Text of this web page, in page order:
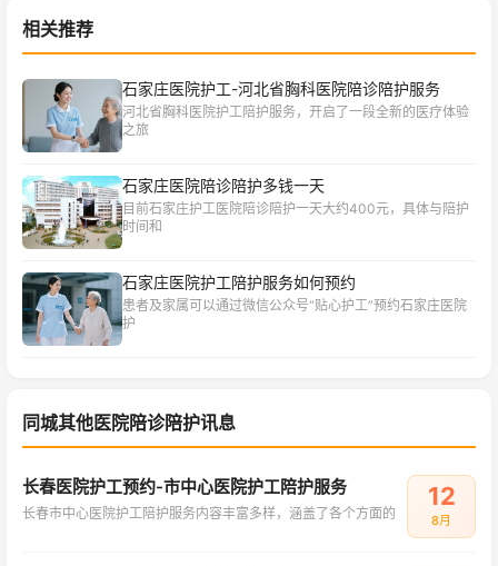
相关推荐
石家庄医院护工-河北省胸科医院陪诊陪护服务
河北省胸科医院护工陪护服务，开启了一段全新的医疗体验
之旅
石家庄医院陪诊陪护多钱一天
目前石家庄护工医院陪诊陪护一天大约400元，具体与陪护
时间和
石家庄医院护工陪护服务如何预约
患者及家属可以通过微信公众号“贴心护工”预约石家庄医院
护
同城其他医院陪诊陪护讯息
长春医院护工预约-市中心医院护工陪护服务
长春市中心医院护工陪护服务内容丰富多样，涵盖了各个方面的
12
8月